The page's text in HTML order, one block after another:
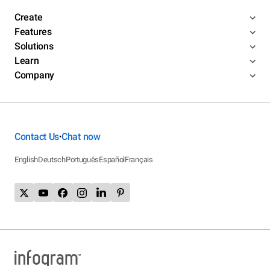
Create
Features
Solutions
Learn
Company
Contact Us•Chat now
EnglishDeutschPortuguêsEspañolFrançais